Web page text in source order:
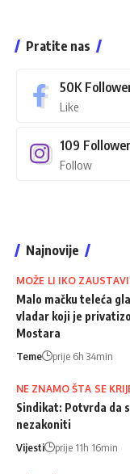
Pratite nas
50K
Like
109
Follow
Najnovije
MOŽE LI IKO
Malo mačku teleća
vladar koji je
Mostara
Teme prije 6h 34min
NE ZNAMO ŠTA SE
Sindikat: Potvrda da
nezakoniti
Vijesti prije 11h 16min